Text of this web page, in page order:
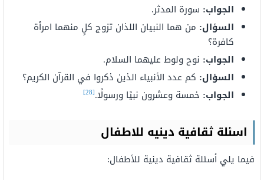
الجواب: سورة المدثر.
السؤال: من هما النبيان اللذان تزوج كلٍ منهما امرأة
كافرة؟
الجواب: نوح ولوط عليهما السلام.
السؤال: كم عدد الأنبياء الذين ذكروا في القرآن الكريم؟
الجواب: خمسة وعشرون نبيًا ورسولًا.[28]
اسئلة ثقافية دينيه للاطفال
فيما يلي أسئلة ثقافية دينية للأطفال: